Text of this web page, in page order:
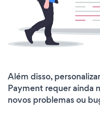
Além disso,
Payment requer ainda
novos problemas ou